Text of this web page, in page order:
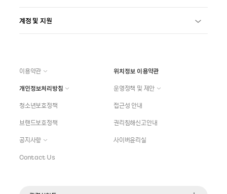
계정 및 지원
이용약관
위치정보 이용약관
개인정보처리방침
운영정책 및 제안
청소년보호정책
접근성 안내
브랜드보호정책
권리침해신고안내
공지사항
사이버윤리실
Contact Us